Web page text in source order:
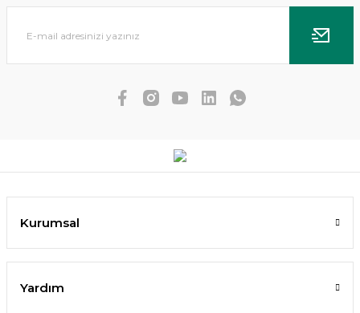
MasterLine RootMAX Taban Gübresi 1000 ML
Kurumsal
Yardım